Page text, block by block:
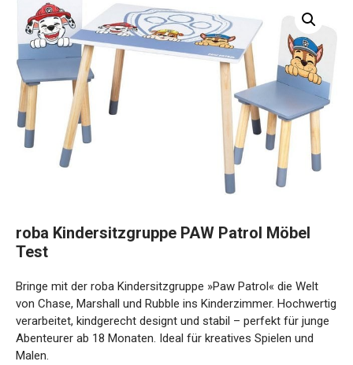
roba Kindersitzgruppe PAW Patrol Möbel
Test
Bringe mit der roba Kindersitzgruppe »Paw Patrol« die Welt
von Chase, Marshall und Rubble ins Kinderzimmer. Hochwertig
verarbeitet, kindgerecht designt und stabil – perfekt für junge
Abenteurer ab 18 Monaten. Ideal für kreatives Spielen und
Malen.